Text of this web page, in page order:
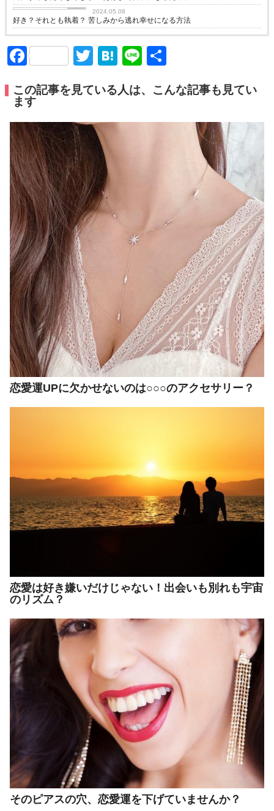
love
2024.05.08
好き？それとも執着？ 苦しみから逃れ幸せになる方法
FacebookTwitter
Hatena
Line
この記事を見ている人は、こんな記事も見てい
ます
恋愛運UPに欠かせないのは○○○のアクセサリー？
恋愛は好き嫌いだけじゃない！出会いも別れも宇宙
のリズム？
そのピアスの穴、恋愛運を下げていませんか？